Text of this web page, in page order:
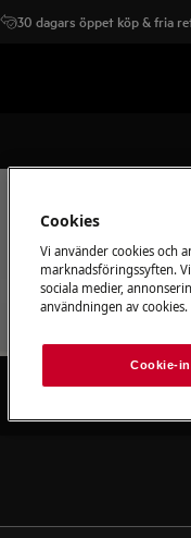
30 dagars öppet köp & fria
Cookies
Vi använder cookies och
marknadsföringssyften.
sociala medier,
användningen av
Cookie-